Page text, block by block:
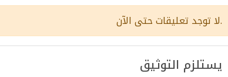
لا توجد تعليقات حتى الآن.
يستلزم التوثيق